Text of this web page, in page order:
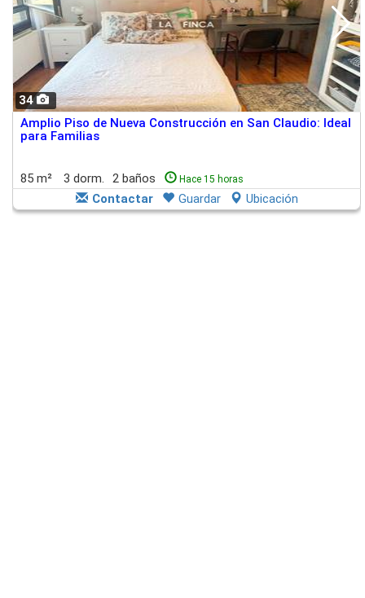
34
Amplio Piso de Nueva Construcción en San Claudio: Ideal
para Familias
85 m² 3 dorm. 2 baños Hace 15 horas
Contactar Guardar Ubicación